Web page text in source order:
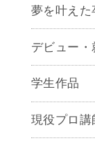
夢を叶えた
デビュー
学生作品
現役プロ講